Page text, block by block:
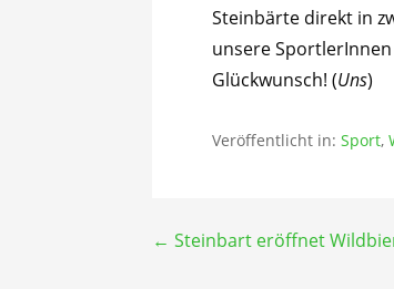
Steinbärte direkt in
unsere
Glückwunsch! (Uns)
Veröffentlicht in:Sport,
← Steinbart eröffnet